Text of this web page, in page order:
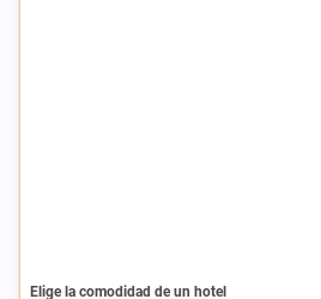
Elige la comodidad de un hotel